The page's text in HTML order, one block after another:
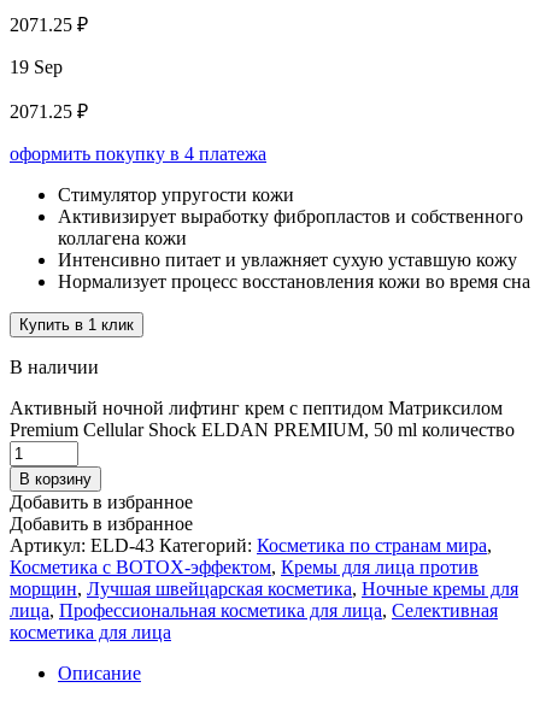
2071.25 ₽
19 Sep
2071.25 ₽
оформить покупку в 4 платежа
Стимулятор упругости кожи
Активизирует выработку фибропластов и собственного
коллагена кожи
Интенсивно питает и увлажняет сухую уставшую кожу
Нормализует процесс восстановления кожи во время сна
Купить в 1 клик
В наличии
Активный ночной лифтинг крем с пептидом Матриксилом
Premium Cellular Shock ELDAN PREMIUM, 50 ml количество
В корзину
Добавить в избранное
Добавить в избранное
Артикул: ELD-43 Категорий: Косметика по странам мира,
Косметика с BOTOX-эффектом, Кремы для лица против
морщин, Лучшая швейцарская косметика, Ночные кремы для
лица, Профессиональная косметика для лица, Селективная
косметика для лица
Описание